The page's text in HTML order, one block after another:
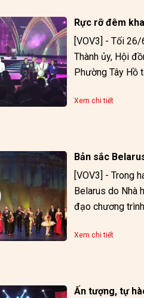
Rực rỡ đêm
[VOV3] - Tối
Thành ủy, Hội
Phường Tây Hồ
Xem chi tiết
Bản sắc
[VOV3] - Trong
Belarus do Nhà
đạo chương
Xem chi tiết
Ấn tượng, tự